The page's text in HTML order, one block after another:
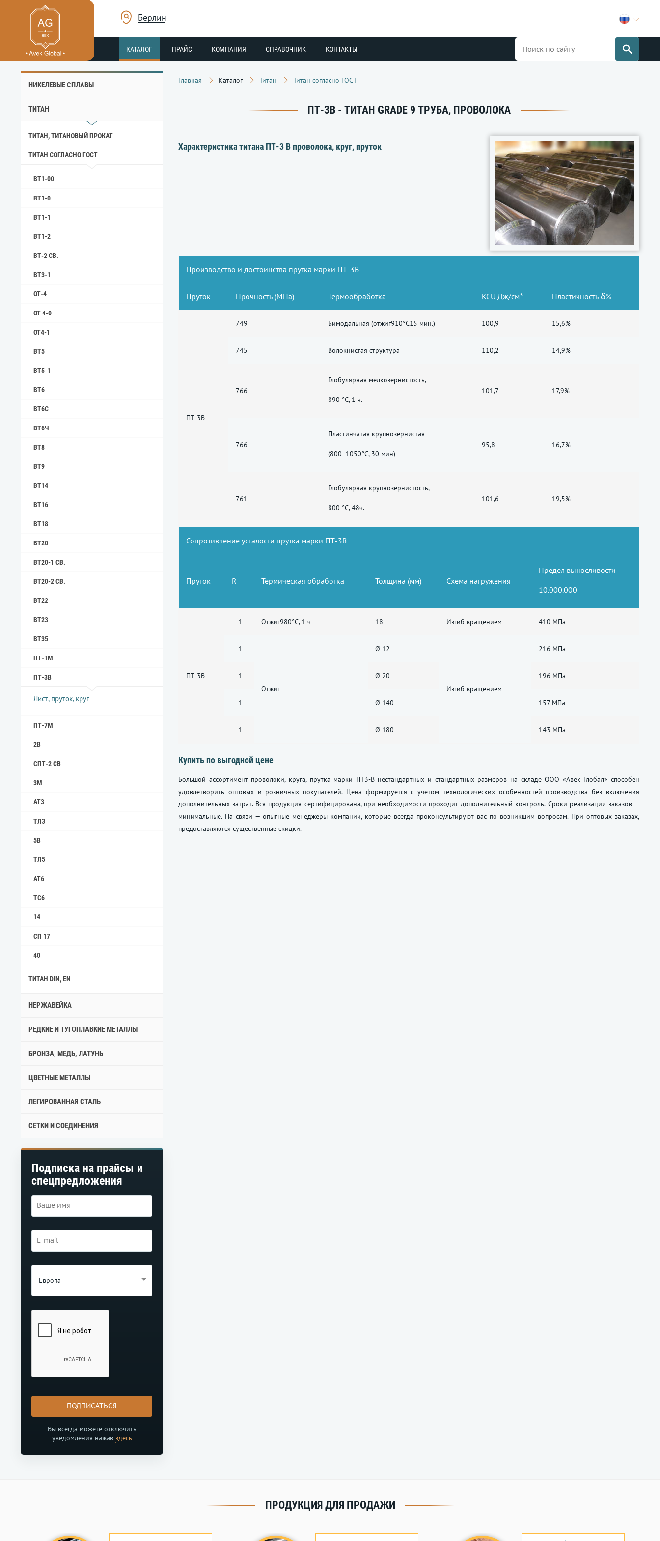
Берлин
КАТАЛОГ ПРАЙС КОМПАНИЯ СПРАВОЧНИК КОНТАКТЫ
НИКЕЛЕВЫЕ СПЛАВЫ
ТИТАН
ТИТАН, ТИТАНОВЫЙ ПРОКАТ
ТИТАН СОГЛАСНО ГОСТ
ВТ1-00
ВТ1-0
ВТ1-1
ВТ1-2
ВТ-2 СВ.
ВТ3-1
ОТ-4
ОТ 4-0
ОТ4-1
ВТ5
ВТ5-1
ВТ6
ВТ6С
ВТ6Ч
ВТ8
ВТ9
ВТ14
ВТ16
ВТ18
ВТ20
ВТ20-1 СВ.
ВТ20-2 СВ.
ВТ22
ВТ23
ВТ35
ПТ-1М
ПТ-3В
Лист, пруток, круг
ПТ-7М
2B
СПТ-2 СВ
3М
АТ3
ТЛ3
5B
ТЛ5
АТ6
ТС6
14
СП 17
40
ТИТАН DIN, EN
НЕРЖАВЕЙКА
РЕДКИЕ И ТУГОПЛАВКИЕ МЕТАЛЛЫ
БРОНЗА, МЕДЬ, ЛАТУНЬ
ЦВЕТНЫЕ МЕТАЛЛЫ
ЛЕГИРОВАННАЯ СТАЛЬ
СЕТКИ И СОЕДИНЕНИЯ
Подписка на прайсы и
спецпредложения
Европа
ПОДПИСАТЬСЯ
Вы всегда можете отключить
уведомления нажав здесь
Главная Каталог Титан Титан согласно ГОСТ
ПТ-3В - ТИТАН GRADE 9 ТРУБА, ПРОВОЛОКА
Характеристика титана ПТ-3 В проволока, круг, пруток
Производство и достоинства прутка марки ПТ-3В
Пруток Прочность (МПа) Термообработка KCU Дж/см³ Пластичность δ%
ПТ-3В
749 Бимодальная (отжиг910°C15 мин.) 100,9 15,6%
745 Волокнистая структура 110,2 14,9%
766
Глобулярная мелкозернистость,
890 °C, 1 ч.
101,7 17,9%
766
Пластинчатая крупнозернистая
(800 -1050°C, 30 мин)
95,8 16,7%
761
Глобулярная крупнозернистость,
800 °C, 48ч.
101,6 19,5%
Сопротивление усталости прутка марки ПТ-3В
Пруток R Термическая обработка Толщина (мм) Схема нагружения
Предел выносливости
10.000.000
ПТ-3В
— 1 Отжиг980°C, 1 ч 18 Изгиб вращением 410 МПа
— 1
Отжиг
Ø 12
Изгиб вращением
216 МПа
— 1 Ø 20 196 МПа
— 1 Ø 140 157 МПа
— 1 Ø 180 143 МПа
Купить по выгодной цене
Большой ассортимент проволоки, круга, прутка марки ПТ3-В нестандартных и стандартных размеров на складе ООО «Авек Глобал» способен
удовлетворить оптовых и розничных покупателей. Цена формируется с учетом технологических особенностей производства без включения
дополнительных затрат. Вся продукция сертифицирована, при необходимости проходит дополнительный контроль. Сроки реализации заказов —
минимальные. На связи — опытные менеджеры компании, которые всегда проконсультируют вас по возникшим вопросам. При оптовых заказах,
предоставляются существенные скидки.
ПРОДУКЦИЯ ДЛЯ ПРОДАЖИ